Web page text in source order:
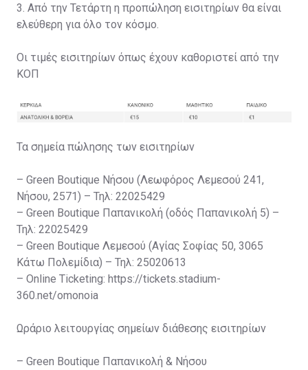
3. Από την Τετάρτη η προπώληση εισιτηρίων θα είναι
ελεύθερη για όλο τον κόσμο.
Οι τιμές εισιτηρίων όπως έχουν καθοριστεί από την
ΚΟΠ
Τα σημεία πώλησης των εισιτηρίων
– Green Boutique Νήσου (Λεωφόρος Λεμεσού 241,
Νήσου, 2571) – Τηλ: 22025429
– Green Boutique Παπανικολή (οδός Παπανικολή 5) –
Τηλ: 22025429
– Green Boutique Λεμεσού (Αγίας Σοφίας 50, 3065
Κάτω Πολεμίδια) – Τηλ: 25020613
– Online Ticketing: https://tickets.stadium-
360.net/omonoia
Ωράριο λειτουργίας σημείων διάθεσης εισιτηρίων
– Green Boutique Παπανικολή & Νήσου